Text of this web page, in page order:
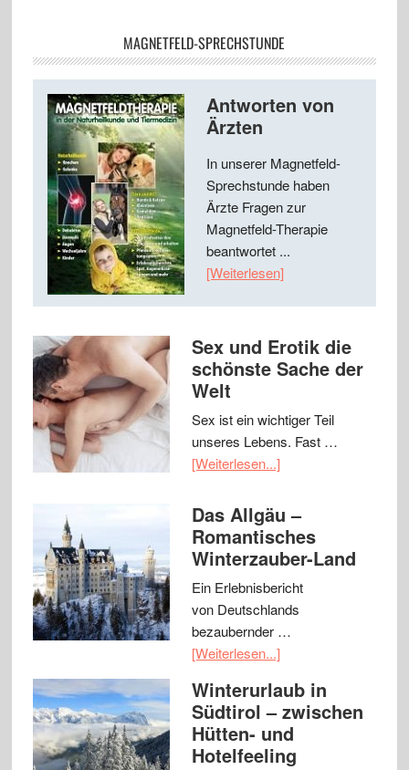
MAGNETFELD-SPRECHSTUNDE
Antworten von
Ärzten
In unserer Magnetfeld-
Sprechstunde haben
Ärzte Fragen zur
Magnetfeld-Therapie
beantwortet ...
[Weiterlesen]
Sex und Erotik die
schönste Sache der
Welt
Sex ist ein wichtiger Teil
unseres Lebens. Fast …
[Weiterlesen...]
Das Allgäu –
Romantisches
Winterzauber-Land
Ein Erlebnisbericht
von Deutschlands
bezaubernder …
[Weiterlesen...]
Winterurlaub in
Südtirol – zwischen
Hütten- und
Hotelfeeling